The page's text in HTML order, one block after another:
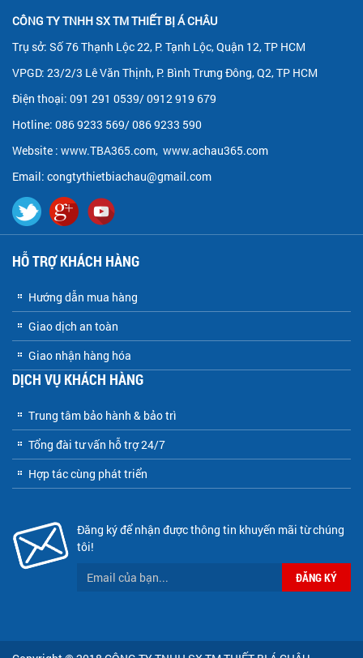
CÔNG TY TNHH SX TM THIẾT BỊ Á CHÂU
Trụ sở: Số 76 Thạnh Lộc 22, P. Tạnh Lộc, Quận 12, TP HCM
VPGD: 23/2/3 Lê Văn Thịnh, P. Bình Trưng Đông, Q2, TP HCM
Điện thoại: 091 291 0539/ 0912 919 679
Hotline: 086 9233 569/ 086 9233 590
Website : www.TBA365.com, www.achau365.com
Email: congtythietbiachau@gmail.com
HỖ TRỢ KHÁCH HÀNG
Hướng dẫn mua hàng
Giao dịch an toàn
Giao nhận hàng hóa
DỊCH VỤ KHÁCH HÀNG
Trung tâm bảo hành & bảo trì
Tổng đài tư vấn hỗ trợ 24/7
Hợp tác cùng phát triển
Đăng ký để nhận được thông tin khuyến mãi từ chúng
tôi!